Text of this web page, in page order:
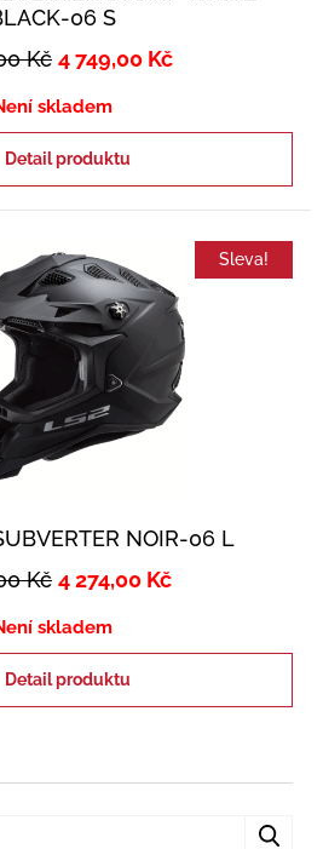
06 S
Kč 4 749,00 Kč
skladem
Detail produktu
Sleva!
NOIR-06 L
Kč 4 274,00 Kč
skladem
Detail produktu